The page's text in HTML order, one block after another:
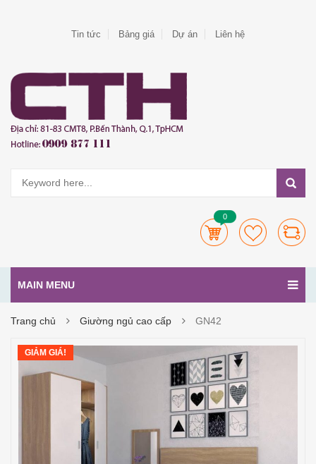
Tin tức Bảng giá Dự án Liên hệ
0
MAIN MENU
Trang chủ Giường ngủ cao cấp GN42
GIẢM GIÁ!